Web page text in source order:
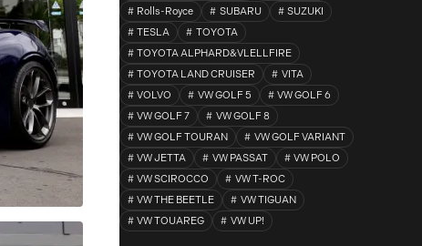
Rolls-Royce
SUBARU
SUZUKI
TESLA
TOYOTA
TOYOTA ALPHARD&VLELLFIRE
TOYOTA LAND CRUISER
VITA
VOLVO
VW GOLF 5
VW GOLF 6
VW GOLF 7
VW GOLF 8
VW GOLF TOURAN
VW GOLF VARIANT
VW JETTA
VW PASSAT
VW POLO
VW SCIROCCO
VW T-ROC
VW THE BEETLE
VW TIGUAN
VW TOUAREG
VW UP!